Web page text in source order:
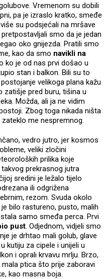
Vremenom su dobili
pa je izraslo kratko, smeđe
su podsjećali na mršave
smo da je jedan
oko gnijezda. Pratili smo
kao da smo navikli na
ko je od nas prvi došao u
stan i balkon. Bili su to
velikoga plana kažu
zatišje pred buru, tišina u
Možda, ali ja ne vidim
Zbog toga nikada ništa
me nespremnog.
vedro jutro, jer kosmos
veliki zločini
prilika koje
prekrasnog jutra
sredini je ležalo tijelo
ili odgrižena
rezom. Svuda okolo
bilo rastureno, pusto, malih
samo smeđa perca. Prvi
pust. Odjednom, vidjeli smo
je drhtao mali golub, glave
kutiju za cipele i unijeli u
i oprali krvavu mrlju. Brzo,
ptica što prije zaboravi
kao masna boja.